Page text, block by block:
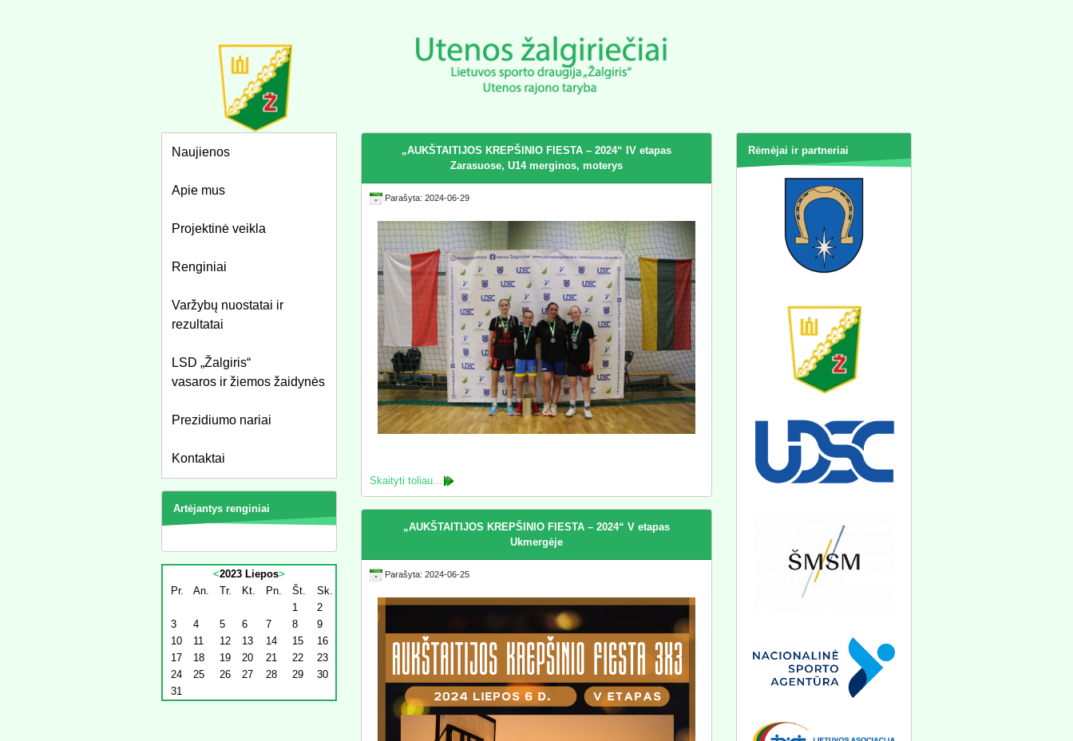
Naujienos
Apie mus
Projektinė veikla
Renginiai
Varžybų nuostatai ir
rezultatai
LSD „Žalgiris“
vasaros ir žiemos žaidynės
Prezidiumo nariai
Kontaktai
Artėjantys renginiai
<2023 Liepos>
Pr.
An. Tr. Kt. Pn. Št.
Sk.
1
2
3
4 5 6 7 8
9
10
11 12 13 14 15
16
17
18 19 20 21 22
23
24
25 26 27 28 29
30
31
„AUKŠTAITIJOS KREPŠINIO FIESTA – 2024“ IV etapas
Zarasuose, U14 merginos, moterys
Parašyta: 2024-06-29
Skaityti toliau...
„AUKŠTAITIJOS KREPŠINIO FIESTA – 2024“ V etapas
Ukmergėje
Parašyta: 2024-06-25
Rėmėjai ir partneriai